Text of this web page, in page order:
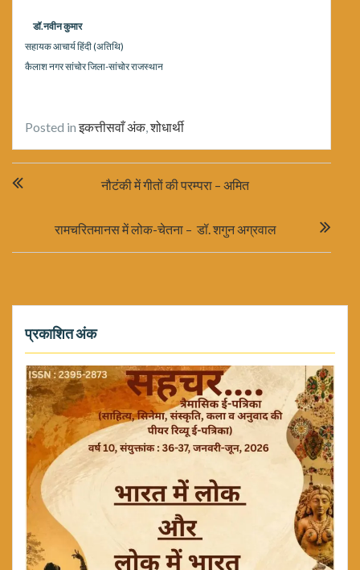
डॉ.नवीन कुमार
सहायक आचार्य हिंदी (अतिथि)
कैलाश नगर सांचोर जिला-सांचोर राजस्थान
Posted inइकत्तीसवाँ अंक,शोधार्थी
navigation
नौटंकी में गीतों की परम्परा – अमित
रामचरितमानस में लोक-चेतना – डॉ. शगुन अग्रवाल
प्रकाशित अंक